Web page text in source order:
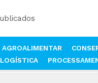
AGROALIMENTAR
LOGÍSTICA
FRUIT